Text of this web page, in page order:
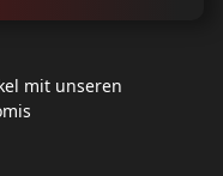
mit unseren